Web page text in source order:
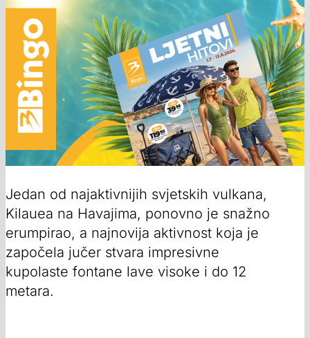
Jedan od najaktivnijih svjetskih vulkana,
Kilauea na Havajima, ponovno je snažno
erumpirao, a najnovija aktivnost koja je
započela jučer stvara impresivne
kupolaste fontane lave visoke i do 12
metara.